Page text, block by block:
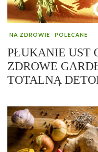
NA ZDROWIE POLECANE
PŁUKANIE UST
ZDROWE
TOTALNĄ